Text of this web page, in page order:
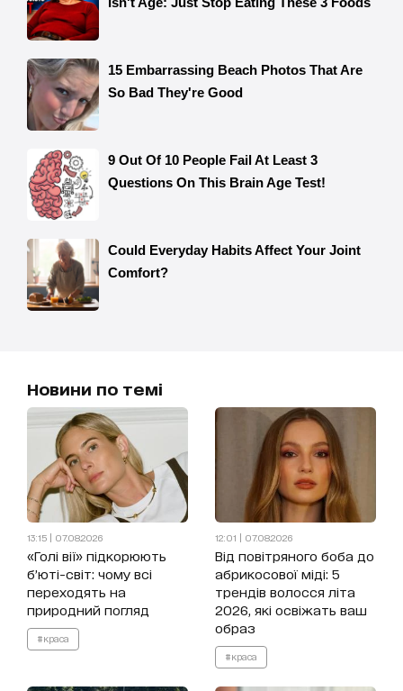
Новини по темі
13:15 | 07.08.2026
«Голі вії» підкорюють
б’юті-світ: чому всі
переходять на
природний погляд
#краса
12:01 | 07.08.2026
Від повітряного боба до
абрикосової міді: 5
трендів волосся літа
2026, які освіжать ваш
образ
#краса